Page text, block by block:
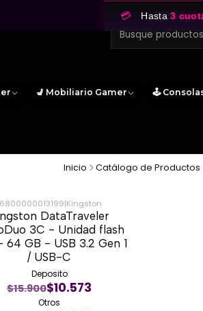
💺 Mobiliario Gamer 🕹️
💳 Hasta3
Inicio Catálogo de Productos
|Kingston
DataTraveler
3C - Unidad flash
64 GB - USB 3.2 Gen 1
/ USB-C
Deposito
$15.900$10.573
Otros